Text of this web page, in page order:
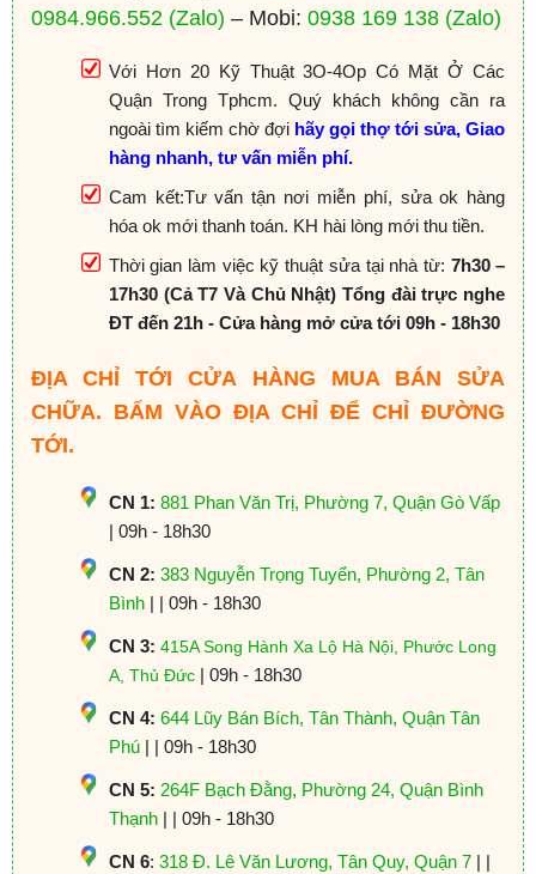
0984.966.552 (Zalo) – Mobi: 0938 169 138 (Zalo)
Với Hơn 20 Kỹ Thuật 3O-4Op Có Mặt Ở Các
Quận Trong Tphcm. Quý khách không cần ra
ngoài tìm kiếm chờ đợi hãy gọi thợ tới sửa, Giao
hàng nhanh, tư vấn miễn phí.
Cam kết:Tư vấn tận nơi miễn phí, sửa ok hàng
hóa ok mới thanh toán. KH hài lòng mới thu tiền.
Thời gian làm việc kỹ thuật sửa tại nhà từ: 7h30 –
17h30 (Cả T7 Và Chủ Nhật) Tổng đài trực nghe
ĐT đến 21h - Cửa hàng mở cửa tới 09h - 18h30
ĐỊA CHỈ TỚI CỬA HÀNG MUA BÁN SỬA
CHỮA. BẤM VÀO ĐỊA CHỈ ĐỂ CHỈ ĐƯỜNG
TỚI.
CN 1: 881 Phan Văn Trị, Phường 7, Quận Gò Vấp
| 09h - 18h30
CN 2: 383 Nguyễn Trọng Tuyển, Phường 2, Tân
Bình| | 09h - 18h30
CN 3: 415A Song Hành Xa Lộ Hà Nội, Phước Long
A, Thủ Đức| 09h - 18h30
CN 4: 644 Lũy Bán Bích, Tân Thành, Quận Tân
Phú| | 09h - 18h30
CN 5: 264F Bạch Đằng, Phường 24, Quận Bình
Thạnh| | 09h - 18h30
CN 6: 318 Đ. Lê Văn Lương, Tân Quy, Quận 7| |